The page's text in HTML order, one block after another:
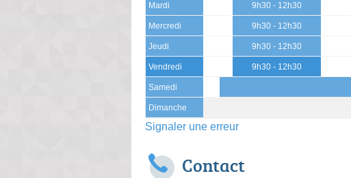
Mardi 9h30 - 12h30
Mercredi 9h30 - 12h30
Jeudi 9h30 - 12h30
Vendredi 9h30 - 12h30
Samedi
Dimanche
Signaler une erreur
Contact